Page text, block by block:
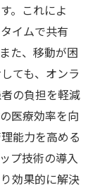
。これによ
イムで共有
た、移動が困
ても、オンラ
の負担を軽減
医療効率を向
能力を高める
プ技術の導入
効果的に解決